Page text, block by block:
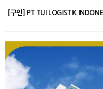
[구인] PT TUI LOGISTIK